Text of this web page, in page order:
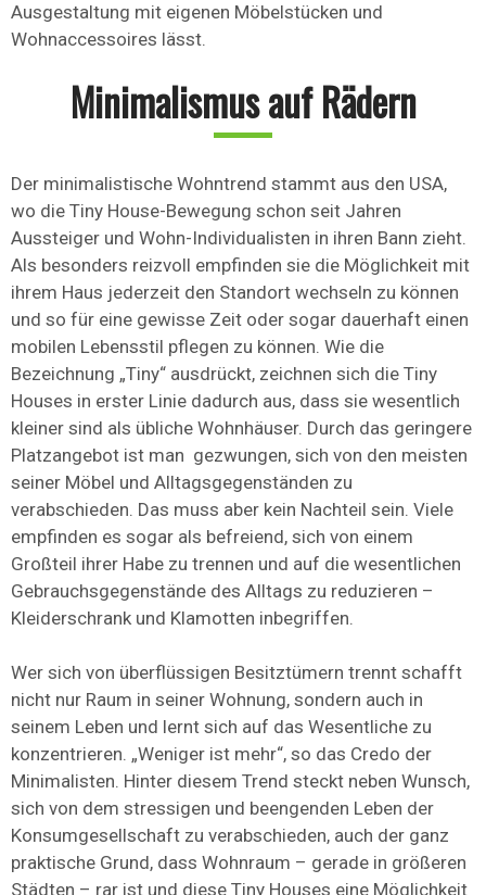
Ausgestaltung mit eigenen Möbelstücken und
Wohnaccessoires lässt.
Minimalismus auf Rädern
Der minimalistische Wohntrend stammt aus den USA,
wo die Tiny House-Bewegung schon seit Jahren
Aussteiger und Wohn-Individualisten in ihren Bann zieht.
Als besonders reizvoll empfinden sie die Möglichkeit mit
ihrem Haus jederzeit den Standort wechseln zu können
und so für eine gewisse Zeit oder sogar dauerhaft einen
mobilen Lebensstil pflegen zu können. Wie die
Bezeichnung „Tiny“ ausdrückt, zeichnen sich die Tiny
Houses in erster Linie dadurch aus, dass sie wesentlich
kleiner sind als übliche Wohnhäuser. Durch das geringere
Platzangebot ist man gezwungen, sich von den meisten
seiner Möbel und Alltagsgegenständen zu
verabschieden. Das muss aber kein Nachteil sein. Viele
empfinden es sogar als befreiend, sich von einem
Großteil ihrer Habe zu trennen und auf die wesentlichen
Gebrauchsgegenstände des Alltags zu reduzieren –
Kleiderschrank und Klamotten inbegriffen.
Wer sich von überflüssigen Besitztümern trennt schafft
nicht nur Raum in seiner Wohnung, sondern auch in
seinem Leben und lernt sich auf das Wesentliche zu
konzentrieren. „Weniger ist mehr“, so das Credo der
Minimalisten. Hinter diesem Trend steckt neben Wunsch,
sich von dem stressigen und beengenden Leben der
Konsumgesellschaft zu verabschieden, auch der ganz
praktische Grund, dass Wohnraum – gerade in größeren
Städten – rar ist und diese Tiny Houses eine Möglichkeit